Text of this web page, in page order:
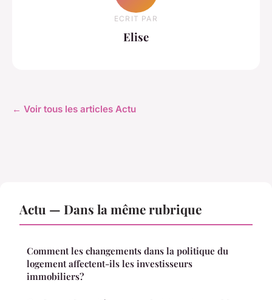
ECRIT PAR
Elise
← Voir tous les articles Actu
Actu — Dans la même rubrique
Comment les changements dans la politique du
logement affectent-ils les investisseurs
immobiliers?